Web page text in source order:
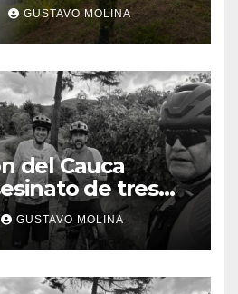
GUSTAVO MOLINA
del Cauca
de tres
GUSTAVO MOLINA